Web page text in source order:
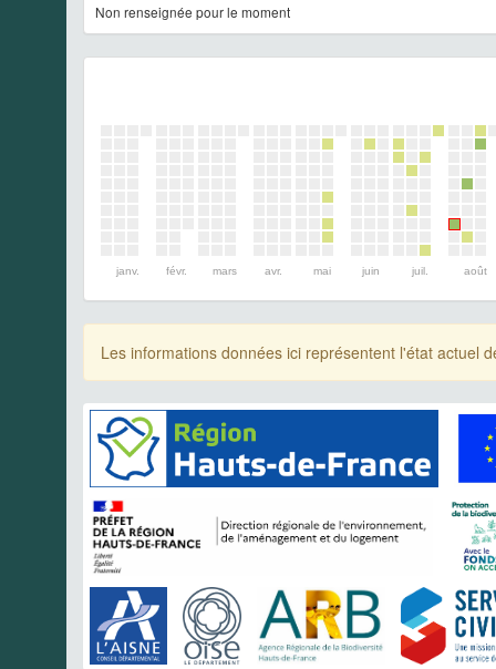
Non renseignée pour le moment
janv. févr. mars avr. mai juin juil. août
Les informations données ici représentent l'état actuel